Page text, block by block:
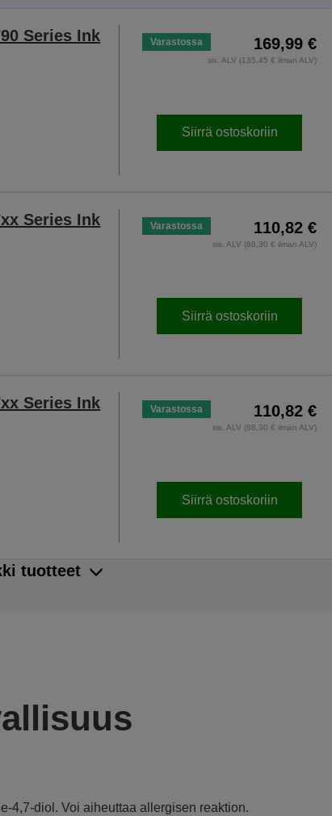
Series Ink
Varastossa 169,99 €
sis. ALV (135,45 € ilman ALV)
Siirrä ostoskoriin
Series Ink
Varastossa 110,82 €
sis. ALV (88,30 € ilman ALV)
Siirrä ostoskoriin
Series Ink
Varastossa 110,82 €
sis. ALV (88,30 € ilman ALV)
Siirrä ostoskoriin
tuotteet
4,7-diol. Voi aiheuttaa allergisen reaktion.